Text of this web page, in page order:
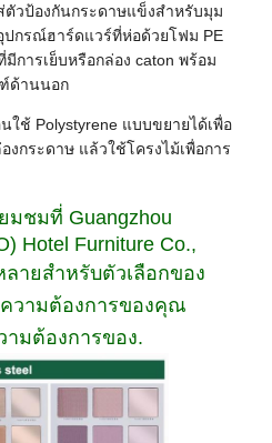
วป้องกันกระดาษแข็งสำหรับมุม
ปกรณ์ฮาร์ดแวร์ที่ห่อด้วยโฟม PE
การเย็บหรือกล่อง caton พร้อม
ด้านนอก
ใช้ Polystyrene แบบขยายได้เพื่อ
กระดาษ แล้วใช้โครงไม้เพื่อการ
มชมที่ Guangzhou
Hotel Furniture Co.,
ายสำหรับตัวเลือกของ
วามต้องการของคุณ
ามต้องการของ.